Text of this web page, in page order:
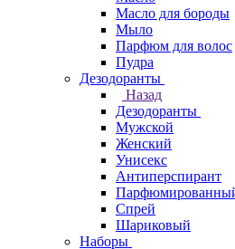
Масло для бороды
Мыло
Парфюм для волос
Пудра
Дезодоранты
Назад
Дезодоранты
Мужской
Женский
Унисекс
Антиперспирант
Спрей
Шариковый
Наборы